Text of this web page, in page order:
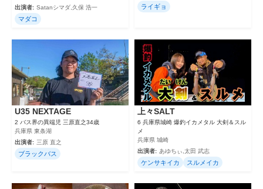
出演者: Satanシマダ,久保 浩一
マダコ
ライギョ
U35 NEXTAGE
2 バス界の異端児 三原直之34歳
兵庫県 東条湖
出演者: 三原 直之
ブラックバス
上々SALT
6 兵庫県城崎 爆釣イカメタル 大剣＆スル
メ
兵庫県 城崎
出演者: あゆちぃ,太田 武志
ケンサキイカ スルメイカ